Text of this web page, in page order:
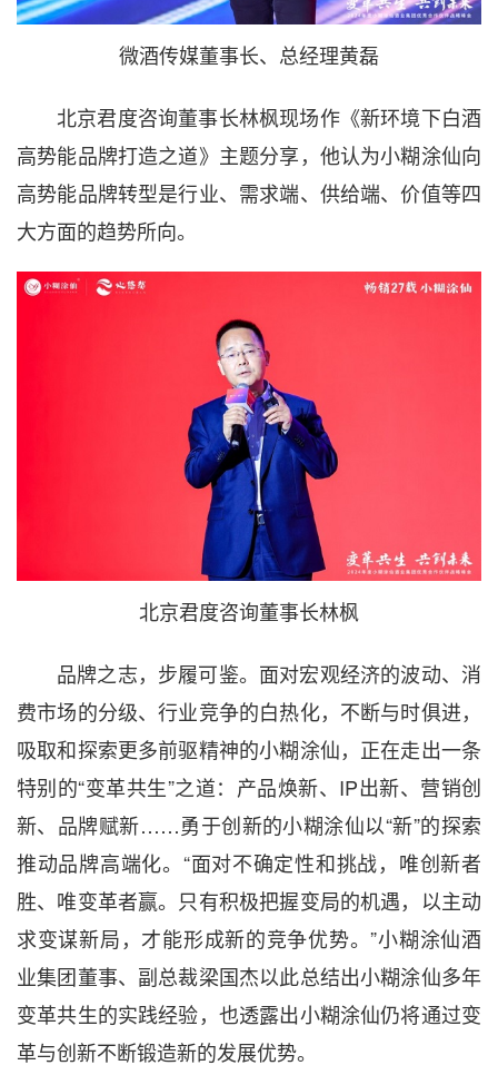
微酒传媒董事长、总经理黄磊
北京君度咨询董事长林枫现场作《新环境下白酒
高势能品牌打造之道》主题分享，他认为小糊涂仙向
高势能品牌转型是行业、需求端、供给端、价值等四
大方面的趋势所向。
北京君度咨询董事长林枫
品牌之志，步履可鉴。面对宏观经济的波动、消
费市场的分级、行业竞争的白热化，不断与时俱进，
吸取和探索更多前驱精神的小糊涂仙，正在走出一条
特别的“变革共生”之道：产品焕新、IP出新、营销创
新、品牌赋新……勇于创新的小糊涂仙以“新”的探索
推动品牌高端化。“面对不确定性和挑战，唯创新者
胜、唯变革者赢。只有积极把握变局的机遇，以主动
求变谋新局，才能形成新的竞争优势。”小糊涂仙酒
业集团董事、副总裁梁国杰以此总结出小糊涂仙多年
变革共生的实践经验，也透露出小糊涂仙仍将通过变
革与创新不断锻造新的发展优势。